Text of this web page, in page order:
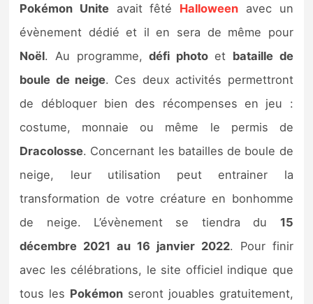
Pokémon Uniteavait fêté Halloween avec un
évènement dédié et il en sera de même pour
Noël. Au programme,défi photoet bataille de
boule de neige. Ces deux activités permettront
de débloquer bien des récompenses en jeu :
costume, monnaie ou même le permis de
Dracolosse. Concernant les batailles de boule de
neige, leur utilisation peut entrainer la
transformation de votre créature en bonhomme
de neige. L’évènement se tiendra du 15
décembre 2021 au 16 janvier 2022. Pour finir
avec les célébrations, le site officiel indique que
tous les Pokémon seront jouables gratuitement,